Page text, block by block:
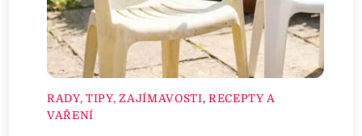
RADY, TIPY, ZAJÍMAVOSTI, RECEPTY A
VAŘENÍ